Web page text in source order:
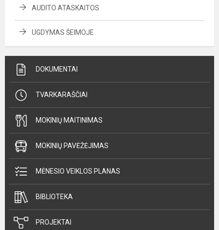
AUDITO ATASKAITOS
UGDYMAS ŠEIMOJE
DOKUMENTAI
TVARKARAŠČIAI
MOKINIŲ MAITINIMAS
MOKINIŲ PAVĖŽĖJIMAS
MĖNESIO VEIKLOS PLANAS
BIBLIOTEKA
PROJEKTAI